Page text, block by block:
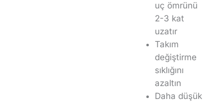
uç ömrünü
2-3 kat
uzatır
Takım
değiştirme
sıklığını
azaltın
Daha düşük